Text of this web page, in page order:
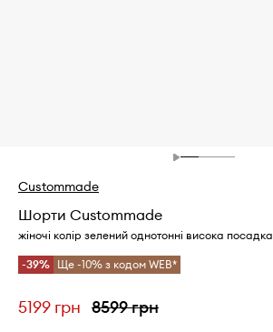
Custommade
Шорти Custommade
жіночі колір зелений однотонні висока посадка
-39% Ще -10% з кодом WEB*
5199 грн 8599 грн